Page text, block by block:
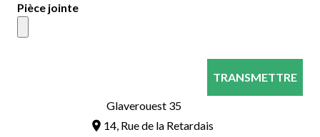
Pièce jointe
Glaverouest 35
14, Rue de la Retardais